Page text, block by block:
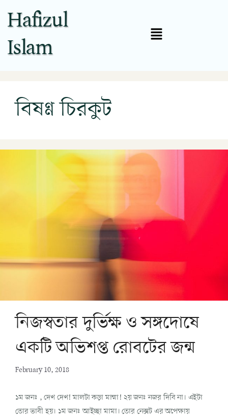
Hafizul
Islam
বিষণ্ণ চিরকুট
নিজস্বতার দুর্ভিক্ষ ও সঙ্গদোষে
একটি অভিশপ্ত রোবটের জন্ম
February 10, 2018
১ম জনঃ , দেখ দেখ! মালটা কড়া মাম্মা! ২য় জনঃ নজর দিবি না। এইটা
তোর ভাবী হয়। ১ম জনঃ আইচ্ছা মামা। তোর নেক্সট এর অপেক্ষায়